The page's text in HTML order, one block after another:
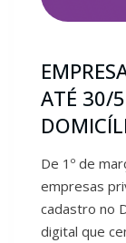
ATÉ 30/
De 1º de
empresas
cadastro no
digital que